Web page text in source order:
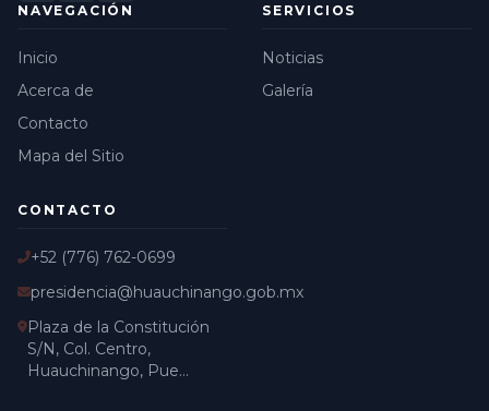
NAVEGACIÓN
Inicio
Acerca de
Contacto
Mapa del Sitio
SERVICIOS
Noticias
Galería
CONTACTO
+52 (776) 762-0699
presidencia@huauchinango.gob.mx
Plaza de la Constitución
S/N, Col. Centro,
Huauchinango, Pue...